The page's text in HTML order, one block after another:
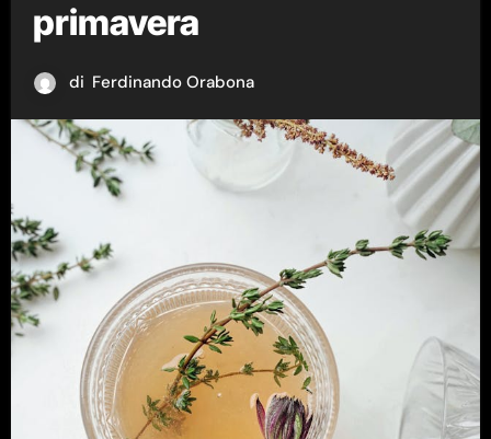
primavera
di Ferdinando Orabona